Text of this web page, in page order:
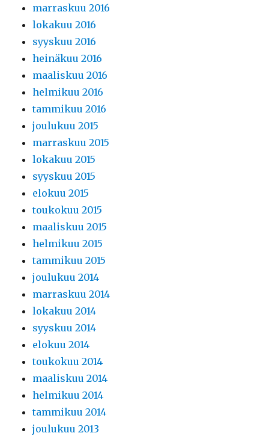
marraskuu 2016
lokakuu 2016
syyskuu 2016
heinäkuu 2016
maaliskuu 2016
helmikuu 2016
tammikuu 2016
joulukuu 2015
marraskuu 2015
lokakuu 2015
syyskuu 2015
elokuu 2015
toukokuu 2015
maaliskuu 2015
helmikuu 2015
tammikuu 2015
joulukuu 2014
marraskuu 2014
lokakuu 2014
syyskuu 2014
elokuu 2014
toukokuu 2014
maaliskuu 2014
helmikuu 2014
tammikuu 2014
joulukuu 2013